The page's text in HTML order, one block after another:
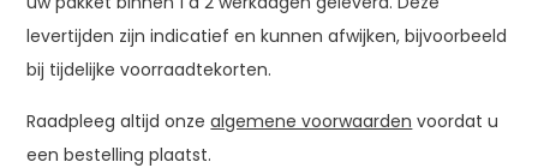
levertijden zijn indicatief en kunnen afwijken, bijvoorbeeld
bij tijdelijke voorraadtekorten.
Raadpleeg altijd onzealgemene voorwaarden voordat u
een bestelling plaatst.